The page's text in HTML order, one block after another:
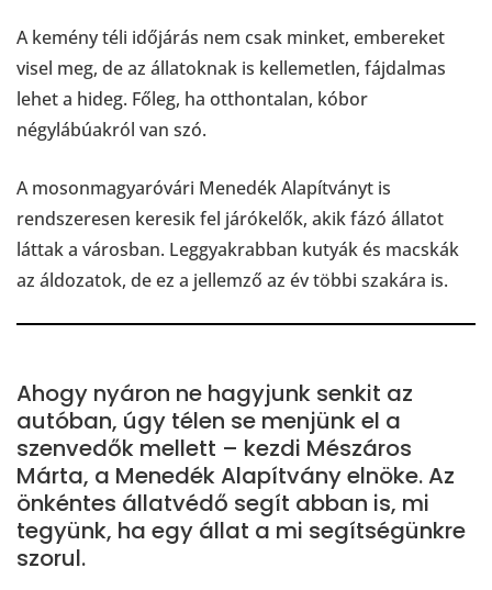
A kemény téli időjárás nem csak minket, embereket
visel meg, de az állatoknak is kellemetlen, fájdalmas
lehet a hideg. Főleg, ha otthontalan, kóbor
négylábúakról van szó.
A mosonmagyaróvári Menedék Alapítványt is
rendszeresen keresik fel járókelők, akik fázó állatot
láttak a városban. Leggyakrabban kutyák és macskák
az áldozatok, de ez a jellemző az év többi szakára is.
Ahogy nyáron ne hagyjunk senkit az
autóban, úgy télen se menjünk el a
szenvedők mellett – kezdi Mészáros
Márta, a Menedék Alapítvány elnöke. Az
önkéntes állatvédő segít abban is, mi
tegyünk, ha egy állat a mi segítségünkre
szorul.